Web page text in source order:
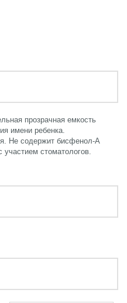
прозрачная емкость
имени ребенка.
Не содержит бисфенол-А
стоматологов.